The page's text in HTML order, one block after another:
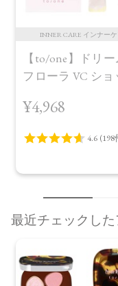
INNER CARE インナー
【to/one】ドリー
フローラ VC ショ
¥4,968
最近チェックし